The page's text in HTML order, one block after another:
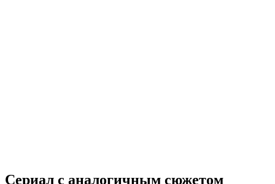
Сериал с аналогичным сюжетом